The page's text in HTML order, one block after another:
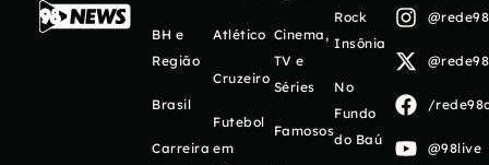
BH e
Região
Brasil
Carreira
Atlético
Cruzeiro
Futebol
em
Cinema,
TV e
Séries
Famosos
Rock
Insônia
No
Fundo
do Baú
/
@98live